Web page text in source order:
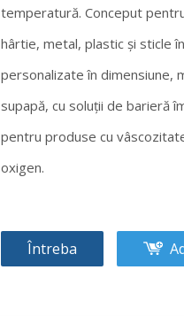
temperatură. Conceput
hârtie, metal, plastic și sticle
personalizate în dimensiune,
supapă, cu soluții de barieră
pentru produse cu
oxigen.
Întreba